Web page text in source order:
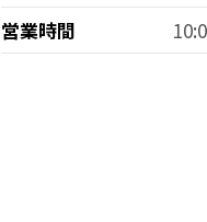
営業時間